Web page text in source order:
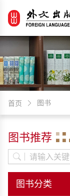
首页 图书
图书推荐